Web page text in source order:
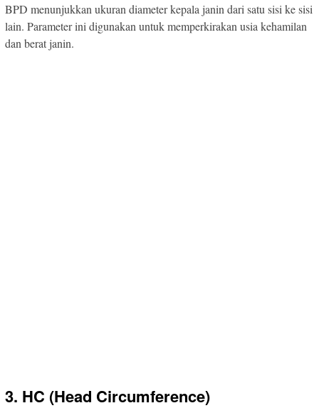
BPD menunjukkan ukuran diameter kepala janin dari satu sisi ke sisi
lain. Parameter ini digunakan untuk memperkirakan usia kehamilan
dan berat janin.
3. HC (Head Circumference)